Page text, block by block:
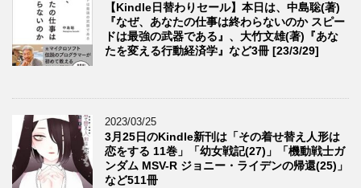
【Kindle日替わりセール】本日は、中島聡(著)
『なぜ、あなたの仕事は終わらないのか スピー
ドは最強の武器である』、大竹文雄(著)『あな
たを変える行動経済学』など3冊 [23/3/29]
2023/03/25
3月25日のKindle新刊は「その着せ替え人形は
恋をする 11巻」「幼女戦記(27)」「機動戦士ガ
ンダム MSV-R ジョニー・ライデンの帰還(25)」
など511冊